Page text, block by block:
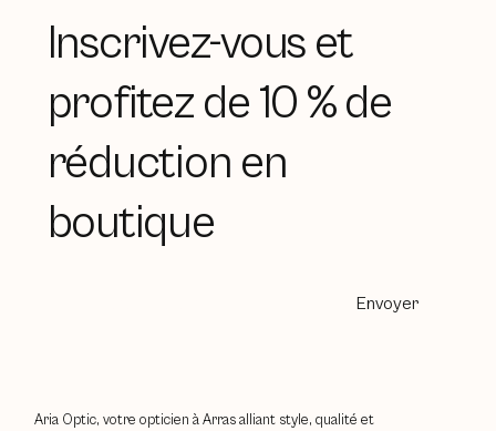
Inscrivez-vous et
profitez de 10 % de
réduction en
boutique
Envoyer
Aria Optic, votre opticien à Arras alliant style, qualité et